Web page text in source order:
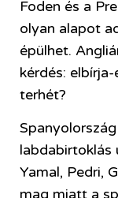
Foden és a
olyan alapot
épülhet.
kérdés:
terhét?
labdabirtoklás
Yamal, Pedri,
mag miatt a